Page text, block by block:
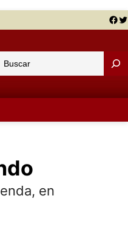
Facebook Twitter
en